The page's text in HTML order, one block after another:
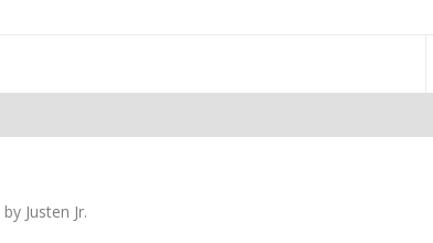
by Justen Jr.